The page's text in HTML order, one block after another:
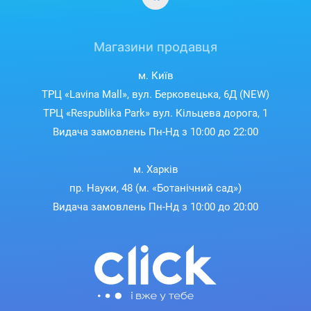
Детальний аналіз сну
киснем.
Магазини продавця
м. Київ
ТРЦ «Lavina Mall», вул. Берковецька, 6Д (NEW)
ТРЦ «Respublika Park» вул. Кільцева дорога, 1
Видача замовлень Пн-Нд з 10:00 до 22:00
м. Харків
пр. Науки, 48 (м. «Ботанічний сад»)
Видача замовлень Пн-Нд з 10:00 до 20:00